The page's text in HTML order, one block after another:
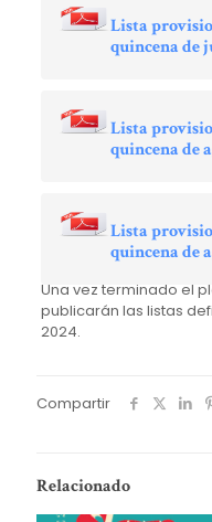
Lista
quincena de
Lista
quincena de
Lista
quincena de
Una vez terminado el
publicarán las listas
2024.
Compartir
Relacionado